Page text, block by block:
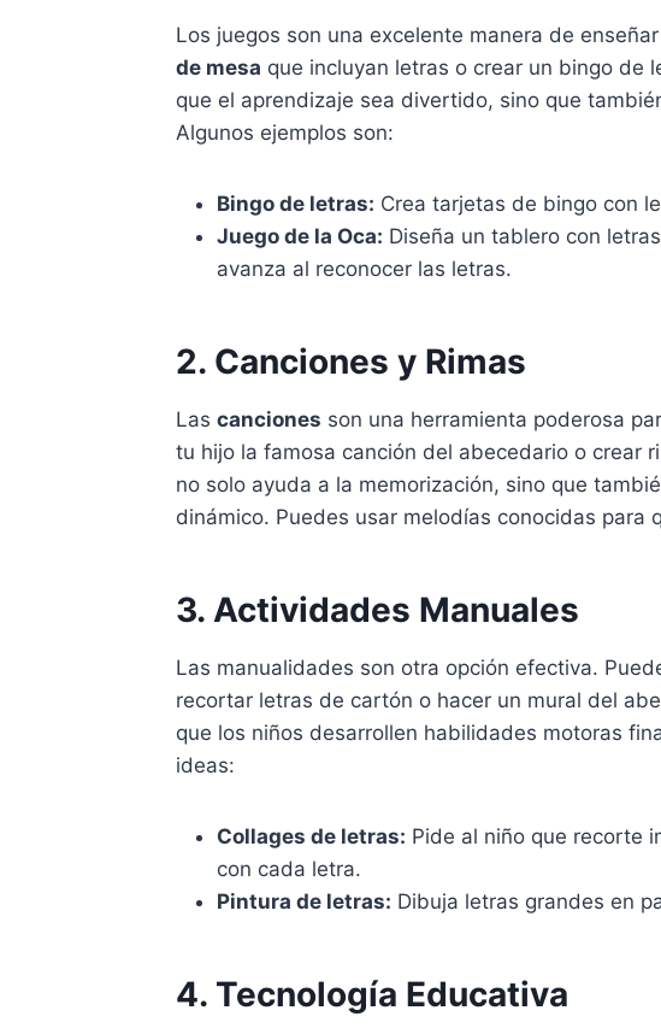
Los juegos son una excelente manera de
de mesa que incluyan letras o crear un bingo de
que el aprendizaje sea divertido, sino que
Algunos ejemplos son:
Bingo de letras: Crea tarjetas de bingo con
Juego de la Oca: Diseña un tablero con
avanza al reconocer las letras.
2. Canciones y Rimas
Las canciones son una herramienta poderosa
tu hijo la famosa canción del abecedario o crear
no solo ayuda a la memorización, sino que
dinámico. Puedes usar melodías conocidas para
3. Actividades Manuales
Las manualidades son otra opción efectiva.
recortar letras de cartón o hacer un mural del
que los niños desarrollen habilidades motoras
ideas:
Collages de letras: Pide al niño que recorte
con cada letra.
Pintura de letras: Dibuja letras grandes en
4. Tecnología Educativa